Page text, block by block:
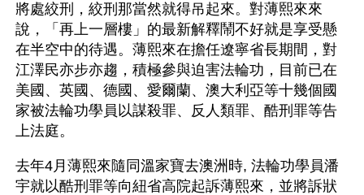
將處絞刑，絞刑那當然就得吊起來。對薄熙來來
說，「再上一層樓」的最新解釋鬧不好就是享受懸
在半空中的待遇。薄熙來在擔任遼寧省長期間，對
江澤民亦步亦趨，積極參與迫害法輪功，目前已在
美國、英國、德國、愛爾蘭、澳大利亞等十幾個國
家被法輪功學員以謀殺罪、反人類罪、酷刑罪等告
上法庭。
去年4月薄熙來隨同溫家寶去澳洲時, 法輪功學員潘
宇就以酷刑罪等向紐省高院起訴薄熙來，並將訴狀